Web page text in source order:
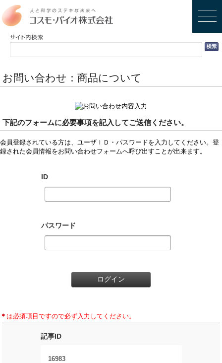
お問い合わせ：商品について
下記のフォームに必要事項を記入してご送信ください。
会員登録されている方は、ユーザＩＤ・パスワードを入力してください。登
録された会員情報をお問い合わせフォームへ呼び出すことが出来ます。
ID
パスワード
＊ は必須項目ですので必ず入力してください。
記事ID
16983